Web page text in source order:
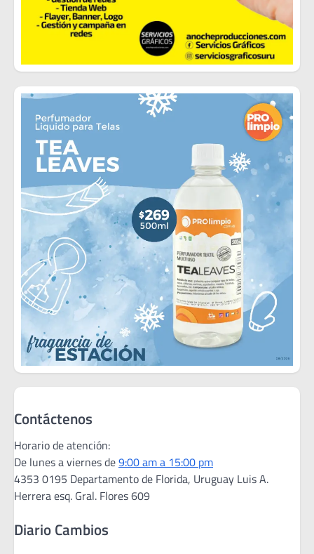
Contáctenos
Horario de atención:
De lunes a viernes de9:00 am a 15:00 pm
4353 0195 Departamento de Florida, Uruguay Luis A.
Herrera esq. Gral. Flores 609
Diario Cambios